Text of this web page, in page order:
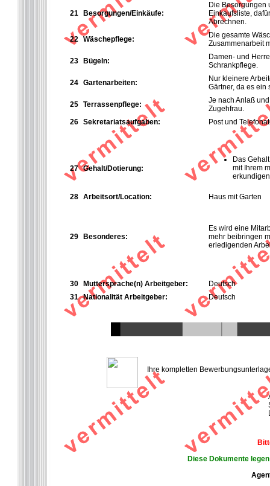
21 Besorgungen/Einkäufe:
Die Besorgungen
Einkaufsliste,
Abrechnen.
22 Wäschepflege:
Die gesamte
Zusammenarbeit
23 Bügeln:
Damen- und
Schrankpflege.
24 Gartenarbeiten:
Nur kleinere
Gärtner, da es ein
25 Terrassenpflege:
Je nach Anlaß
Zugehfrau.
26 Sekretariatsaufgaben: Post und
27 Gehalt/Dotierung:
Das
mit Ihrem
28 Arbeitsort/Location: Haus mit Garten
29 Besonderes:
Es wird eine
mehr beibringen
erledigenden
30 Muttersprache(n) Arbeitgeber:
Deutsch
31 Nationalität Arbeitgeber: Deutsch
Ihre kompletten
Diese Dokumente